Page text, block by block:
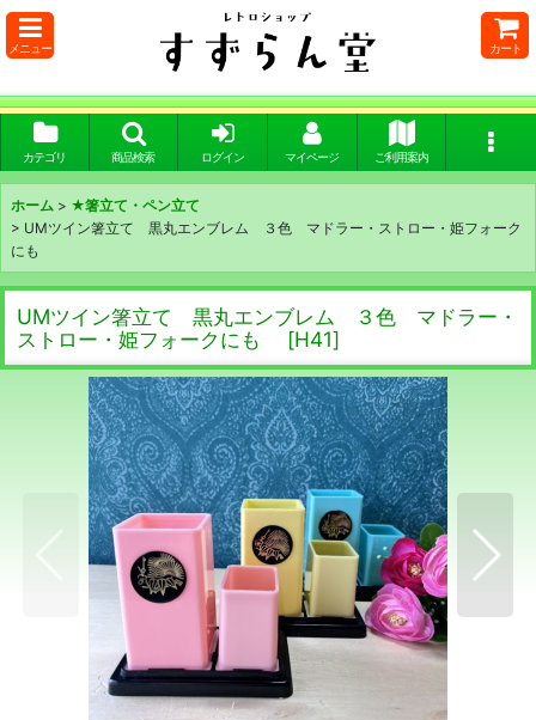
メニュー カート
カテゴリ 商品検索 ログイン マイページ ご利用案内
ホーム > ★箸立て・ペン立て
> UMツイン箸立て 黒丸エンブレム ３色 マドラー・ストロー・姫フォーク
にも
UMツイン箸立て 黒丸エンブレム ３色 マドラー・
ストロー・姫フォークにも
[H41]